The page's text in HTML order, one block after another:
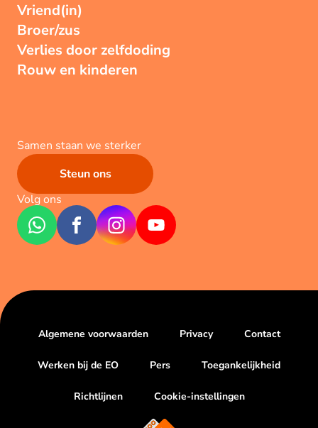
Vriend(in)
Broer/zus
Verlies door zelfdoding
Rouw en kinderen
Samen staan we sterker
Steun ons
Volg ons
Algemene voorwaarden Privacy Contact
Werken bij de EO Pers Toegankelijkheid
Richtlijnen Cookie-instellingen